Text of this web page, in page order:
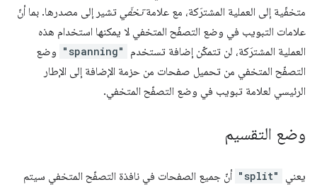
متخفّية إلى العملية المشترَكة، مع علامةتخفّي تشير إلى مصدرها. بما أنّ
علامات التبويب في وضع التصفّح المتخفي لا يمكنها استخدام هذه
العملية المشترَكة، لن تتمكّن إضافة تستخدم
"spanning" وضع
التصفّح المتخفي من تحميل صفحات من حزمة الإضافة إلى الإطار
الرئيسي لعلامة تبويب في وضع التصفّح المتخفي.
وضع التقسيم
يعني "split" أنّ جميع الصفحات في نافذة التصفّح المتخفي سيتم